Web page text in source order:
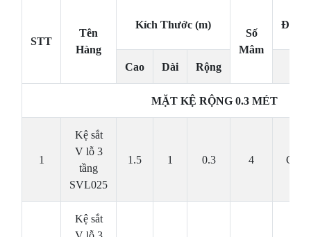
STT
Tên
Hàng
Kích Thước (m)
Số
Mâm
ĐVT
Cao Dài Rộng
MẶT KỆ RỘNG 0.3 MÉT
1
Kệ sắt
V lỗ 3
tầng
SVL025
1.5 1 0.3 4 Cái
Kệ sắt